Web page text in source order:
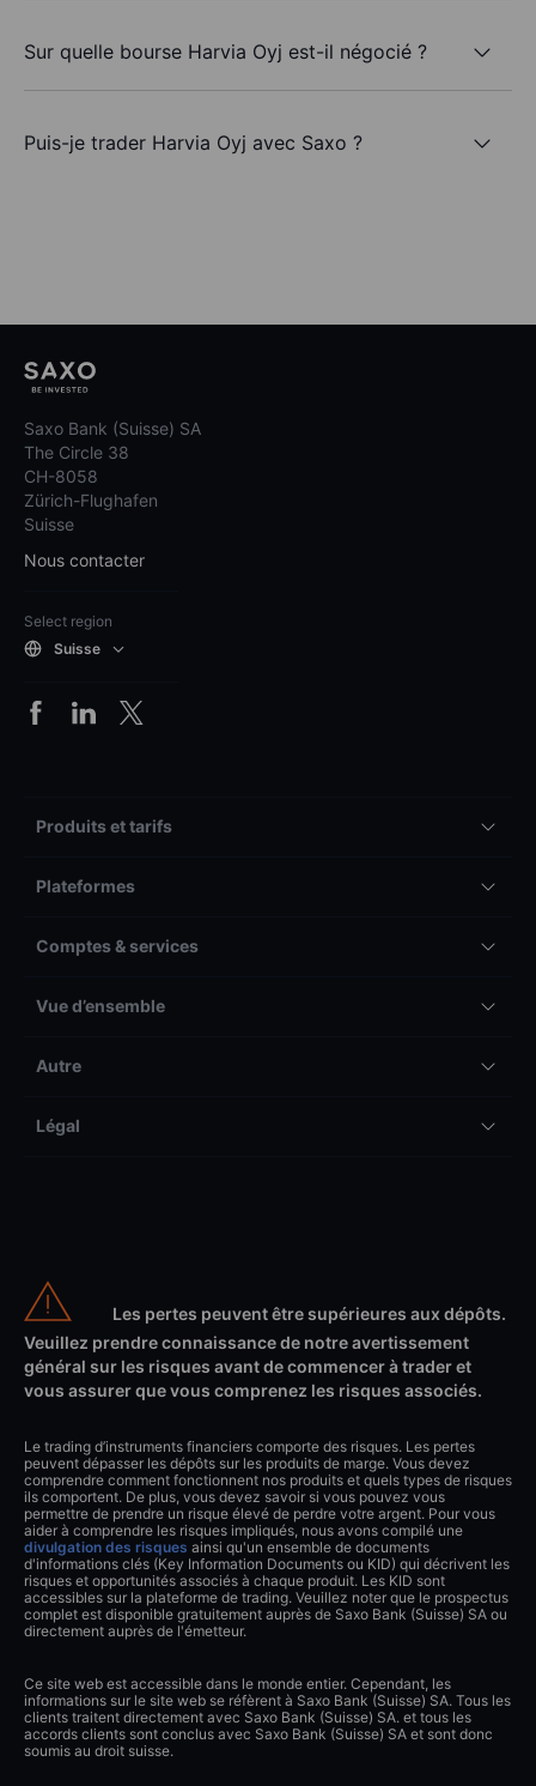
Sur quelle bourse Harvia Oyj est-il négocié ?
Puis-je trader Harvia Oyj avec Saxo ?
Saxo Bank (Suisse) SA
The Circle 38
CH-8058
Zürich-Flughafen
Suisse
Nous contacter
Select region
Suisse
Produits et tarifs
Plateformes
Comptes & services
Vue d’ensemble
Autre
Légal
Les pertes peuvent être supérieures aux dépôts.
Veuillez prendre connaissance de notre avertissement
général sur les risques avant de commencer à trader et
vous assurer que vous comprenez les risques associés.
Le trading d’instruments financiers comporte des risques. Les pertes
peuvent dépasser les dépôts sur les produits de marge. Vous devez
comprendre comment fonctionnent nos produits et quels types de risques
ils comportent. De plus, vous devez savoir si vous pouvez vous
permettre de prendre un risque élevé de perdre votre argent. Pour vous
aider à comprendre les risques impliqués, nous avons compilé une
divulgation des risques ainsi qu'un ensemble de documents
d'informations clés (Key Information Documents ou KID) qui décrivent les
risques et opportunités associés à chaque produit. Les KID sont
accessibles sur la plateforme de trading. Veuillez noter que le prospectus
complet est disponible gratuitement auprès de Saxo Bank (Suisse) SA ou
directement auprès de l'émetteur.
Ce site web est accessible dans le monde entier. Cependant, les
informations sur le site web se réfèrent à Saxo Bank (Suisse) SA. Tous les
clients traitent directement avec Saxo Bank (Suisse) SA. et tous les
accords clients sont conclus avec Saxo Bank (Suisse) SA et sont donc
soumis au droit suisse.